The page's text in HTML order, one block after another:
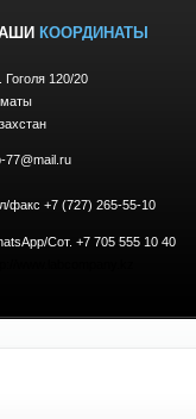
КООРДИНАТЫ
Гоголя 120/20
77@mail.ru
факс +7 (727) 265-55-10
Сот. +7 705 555 10 40